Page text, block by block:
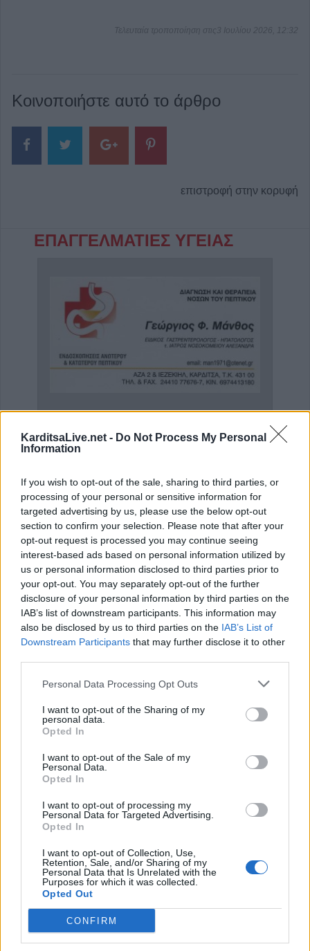
KarditsaLive.net - Do Not Process My Personal
Information
If you wish to opt-out of the sale, sharing to third parties, or
processing of your personal or sensitive information for
targeted advertising by us, please use the below opt-out
section to confirm your selection. Please note that after your
opt-out request is processed you may continue seeing
interest-based ads based on personal information utilized by
us or personal information disclosed to third parties prior to
your opt-out. You may separately opt-out of the further
disclosure of your personal information by third parties on the
IAB’s list of downstream participants. This information may
also be disclosed by us to third parties on the IAB’s List of
Downstream Participants that may further disclose it to other
Personal Data Processing Opt Outs
I want to opt-out of the Sharing of my
personal data.
Opted In
I want to opt-out of the Sale of my
Personal Data.
Opted In
I want to opt-out of processing my
Personal Data for Targeted Advertising.
Opted In
I want to opt-out of Collection, Use,
Retention, Sale, and/or Sharing of my
Personal Data that Is Unrelated with the
Purposes for which it was collected.
Opted Out
CONFIRM
Τελευταία τροποποίηση στις3 Ιουλίου 2026, 12:32
Κοινοποιήστε αυτό το άρθρο
επιστροφή στην κορυφή
ΕΠΑΓΓΕΛΜΑΤΙΕΣ ΥΓΕΙΑΣ
ΑΓΓΕΛΙΕΣ
Η εταιρεία ΘΑΛΑΣΣΙΟΣ ΚΟΣΜΟΣ Α.Ε.Β.Ε. επιθυμεί να προσλάβει Αποθηκάριο
ΤΕΛΕΥΤΑΙΑ ΝΕΑ
Conference League: Τα αποτελέσματα των
πρώτων αγώνων του Γ΄προκριματικού
γύρου
7 Αυγούστου 2026, 00:10